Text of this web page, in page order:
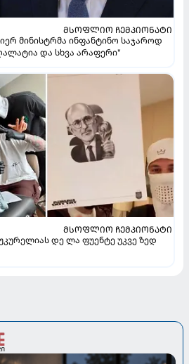
ᲛᲡᲝᲤᲚᲘᲝ ᲩᲔᲛᲞᲘᲝᲜᲐᲢᲘ
მინისტრმა ინფანტინო საჯაროდ
და სხვა არაფერი"
ᲛᲡᲝᲤᲚᲘᲝ ᲩᲔᲛᲞᲘᲝᲜᲐᲢᲘ
დე ლა ფუენტე უკვე ზედ